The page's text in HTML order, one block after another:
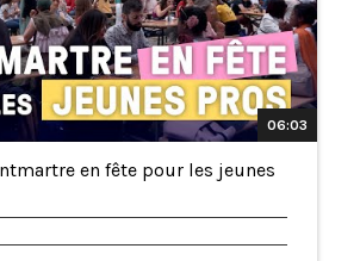
06:03
en fête pour les jeunes